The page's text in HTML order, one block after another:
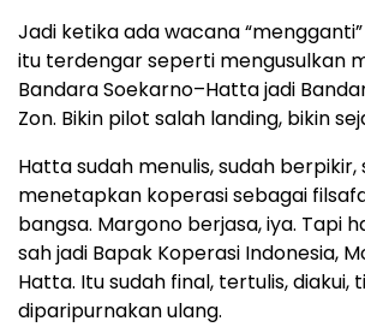
Jadi ketika ada wacana
itu terdengar seperti mengusulkan
Bandara Soekarno–Hatta jadi
Zon. Bikin pilot salah landing, bikin
Hatta sudah menulis, sudah berpikir,
menetapkan koperasi sebagai
bangsa. Margono berjasa, iya. Tapi
sah jadi Bapak Koperasi Indonesia,
Hatta. Itu sudah final, tertulis, diakui,
diparipurnakan ulang.